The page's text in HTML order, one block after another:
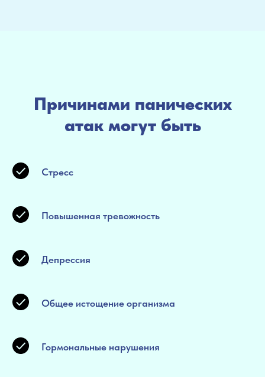
Причинами панических
атак могут быть
Cтресс
Повышенная тревожность
Депрессия
Общее истощение организма
Гормональные нарушения